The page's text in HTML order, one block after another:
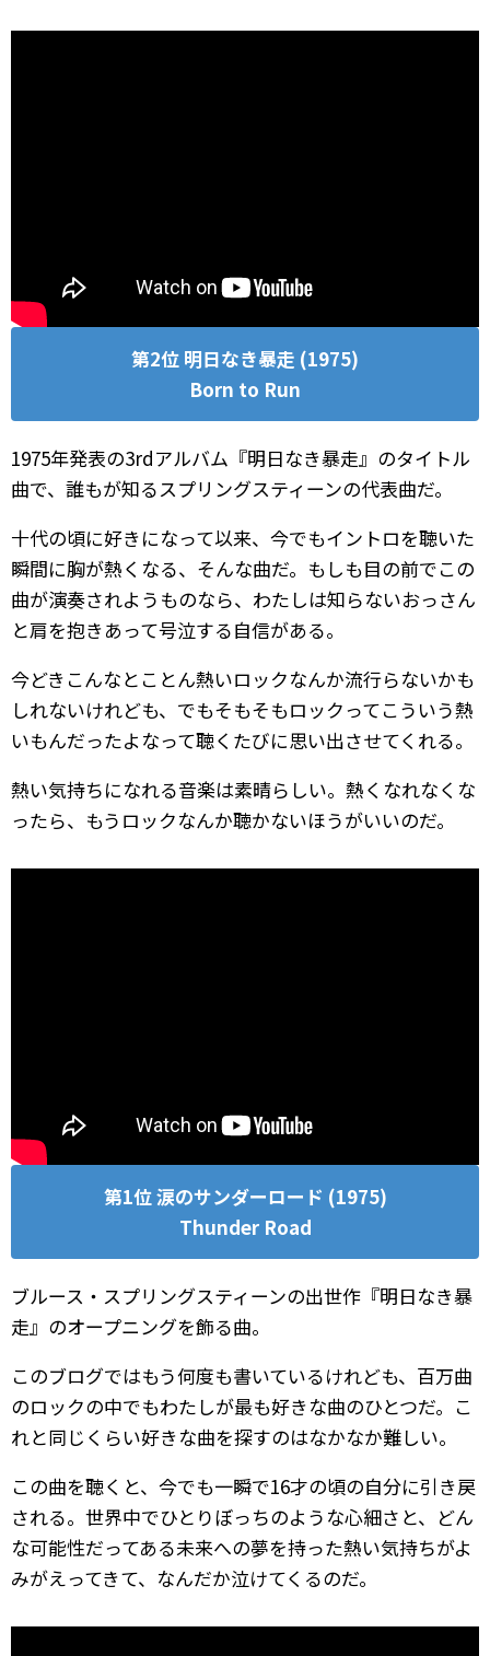
第2位 明日なき暴走 (1975)
Born to Run
1975年発表の3rdアルバム『明日なき暴走』のタイトル
曲で、誰もが知るスプリングスティーンの代表曲だ。
十代の頃に好きになって以来、今でもイントロを聴いた
瞬間に胸が熱くなる、そんな曲だ。もしも目の前でこの
曲が演奏されようものなら、わたしは知らないおっさん
と肩を抱きあって号泣する自信がある。
今どきこんなとことん熱いロックなんか流行らないかも
しれないけれども、でもそもそもロックってこういう熱
いもんだったよなって聴くたびに思い出させてくれる。
熱い気持ちになれる音楽は素晴らしい。熱くなれなくな
ったら、もうロックなんか聴かないほうがいいのだ。
第1位 涙のサンダーロード (1975)
Thunder Road
ブルース・スプリングスティーンの出世作『明日なき暴
走』のオープニングを飾る曲。
このブログではもう何度も書いているけれども、百万曲
のロックの中でもわたしが最も好きな曲のひとつだ。こ
れと同じくらい好きな曲を探すのはなかなか難しい。
この曲を聴くと、今でも一瞬で16才の頃の自分に引き戻
される。世界中でひとりぼっちのような心細さと、どん
な可能性だってある未来への夢を持った熱い気持ちがよ
みがえってきて、なんだか泣けてくるのだ。